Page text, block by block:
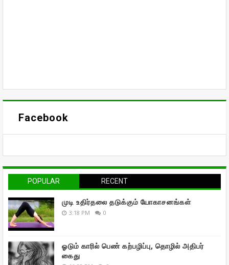
Facebook
POPULAR RECENT
முடி உதிர்தலை தடுக்கும் யோகாசனங்கள்
3:18 PM 0
ஓடும் காரில் பெண் கற்பழிப்பு, தொழில் அதிபர்
கைது